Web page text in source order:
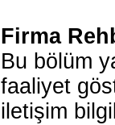
Firma
Bu bölüm
faaliyet
iletişim